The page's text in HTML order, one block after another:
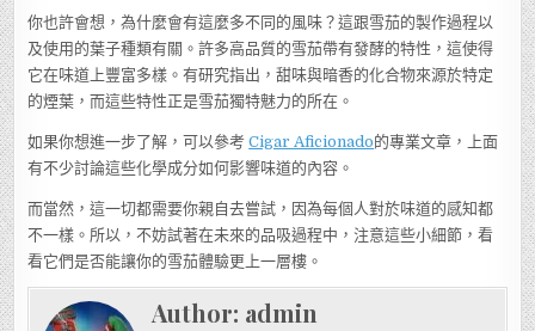
你也許會想，為什麼會有這麼多不同的風味？這跟雪茄的製作過程以
及使用的葉子種類有關。許多高品質的雪茄帶有發酵的特性，這使得
它在味道上豐富多樣。有研究指出，甜味與暗香的化合物來源於特定
的煙葉，而這些特性正是雪茄獨特魅力的所在。
如果你想進一步了解，可以參考Cigar Aficionado的專業文章，上面
有不少討論這些化學成分如何影響味道的內容。
而當然，這一切都需要你親自去嘗試，因為每個人對於味道的感知都
不一樣。所以，不妨試著在未來的品吸過程中，注意這些小細節，看
看它們是否能讓你的雪茄體驗更上一層樓。
Author: admin